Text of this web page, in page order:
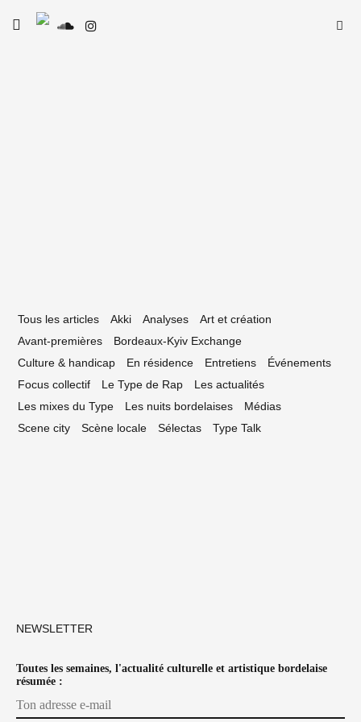
Skip
toggle
Tous les articles Akki Analyses
Art et création
Avant-premières
Bordeaux-Kyiv Exchange
Culture & handicap
En résidence Entretiens
Événements
Focus collectif
Le Type de Rap
Les actualités
Les mixes du Type
Les nuits bordelaises
Médias
Scene city
Scène locale Sélectas Type Talk
NEWSLETTER
Toutes les semaines, l'actualité culturelle et artistique bordelaise
résumée :